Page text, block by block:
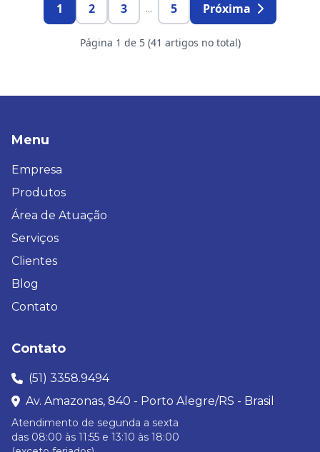
1 2 3 ... 5 Próxima
Página 1 de 5 (41 artigos no total)
Menu
Empresa
Produtos
Área de Atuação
Serviços
Clientes
Blog
Contato
Contato
(51) 3358.9494
Av. Amazonas, 840 - Porto Alegre/RS - Brasil
Atendimento de segunda a sexta
das 08:00 às 11:55 e 13:10 às 18:00